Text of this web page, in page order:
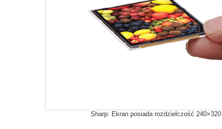
Sharp: Ekran posiada rozdzielczość